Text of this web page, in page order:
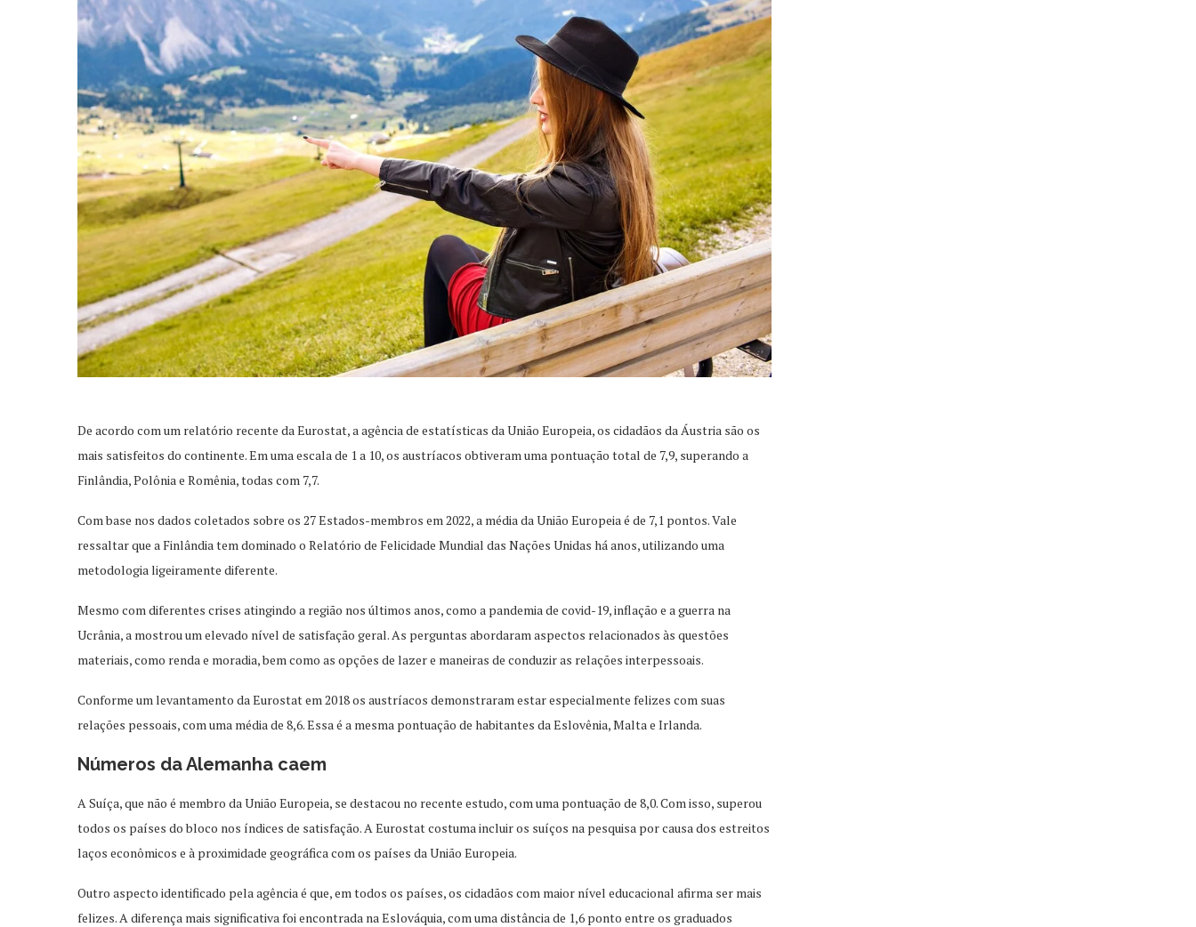
De acordo com um relatório recente da Eurostat, a agência de estatísticas da União Europeia, os cidadãos da Áustria são os
mais satisfeitos do continente. Em uma escala de 1 a 10, os austríacos obtiveram uma pontuação total de 7,9, superando a
Finlândia, Polônia e Romênia, todas com 7,7.
Com base nos dados coletados sobre os 27 Estados-membros em 2022, a média da União Europeia é de 7,1 pontos. Vale
ressaltar que a Finlândia tem dominado o Relatório de Felicidade Mundial das Nações Unidas há anos, utilizando uma
metodologia ligeiramente diferente.
Mesmo com diferentes crises atingindo a região nos últimos anos, como a pandemia de covid-19, inflação e a guerra na
Ucrânia, a mostrou um elevado nível de satisfação geral. As perguntas abordaram aspectos relacionados às questões
materiais, como renda e moradia, bem como as opções de lazer e maneiras de conduzir as relações interpessoais.
Conforme um levantamento da Eurostat em 2018 os austríacos demonstraram estar especialmente felizes com suas
relações pessoais, com uma média de 8,6. Essa é a mesma pontuação de habitantes da Eslovênia, Malta e Irlanda.
Números da Alemanha caem
A Suíça, que não é membro da União Europeia, se destacou no recente estudo, com uma pontuação de 8,0. Com isso, superou
todos os países do bloco nos índices de satisfação. A Eurostat costuma incluir os suíços na pesquisa por causa dos estreitos
laços econômicos e à proximidade geográfica com os países da União Europeia.
Outro aspecto identificado pela agência é que, em todos os países, os cidadãos com maior nível educacional afirma ser mais
felizes. A diferença mais significativa foi encontrada na Eslováquia, com uma distância de 1,6 ponto entre os graduados